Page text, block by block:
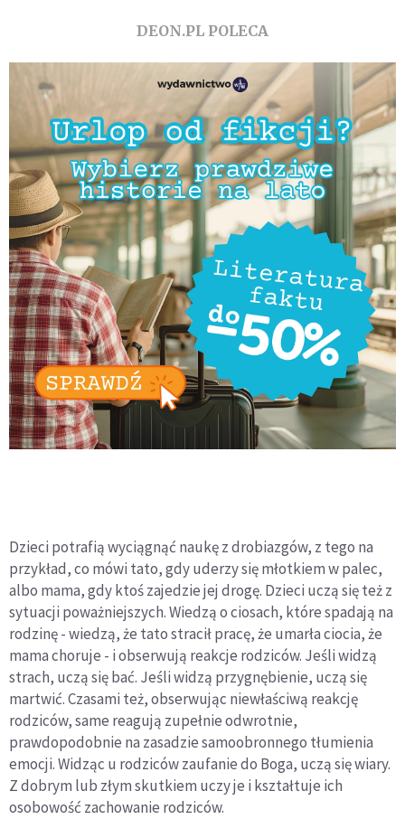
DEON.PL POLECA
Dzieci potrafią wyciągnąć naukę z drobiazgów, z tego na
przykład, co mówi tato, gdy uderzy się młotkiem w palec,
albo mama, gdy ktoś zajedzie jej drogę. Dzieci uczą się też z
sytuacji poważniejszych. Wiedzą o ciosach, które spadają na
rodzinę - wiedzą, że tato stracił pracę, że umarła ciocia, że
mama choruje - i obserwują reakcje rodziców. Jeśli widzą
strach, uczą się bać. Jeśli widzą przygnębienie, uczą się
martwić. Czasami też, obserwując niewłaściwą reakcję
rodziców, same reagują zupełnie odwrotnie,
prawdopodobnie na zasadzie samoobronnego tłumienia
emocji. Widząc u rodziców zaufanie do Boga, uczą się wiary.
Z dobrym lub złym skutkiem uczy je i kształtuje ich
osobowość zachowanie rodziców.